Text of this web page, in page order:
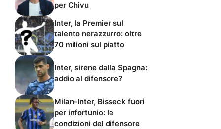
per Chivu
Inter, la Premier sul
talento nerazzurro: oltre
70 milioni sul piatto
Inter, sirene dalla Spagna:
addio al difensore?
Milan-Inter, Bisseck fuori
per infortunio: le
condizioni del difensore